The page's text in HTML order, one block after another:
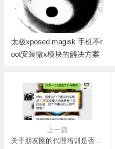
太极xposed magisk 手机不r
oot安装微x模块的解决方案
上一篇
关于朋友圈的代理培训是否要加马赛克的问题